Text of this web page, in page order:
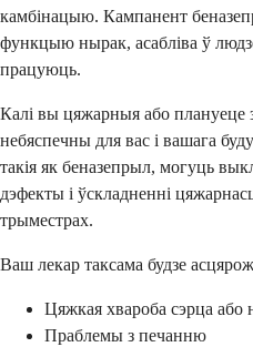
камбінацыю. Кампанент
функцыю нырак, асабліва ў
працуюць.
Калі вы цяжарныя або плануеце
небяспечны для вас і вашага
такія як беназепрыл, могуць
дэфекты і ўскладненні
трыместрах.
Ваш лекар таксама будзе
Цяжкая хвароба сэрца або
Праблемы з печанню